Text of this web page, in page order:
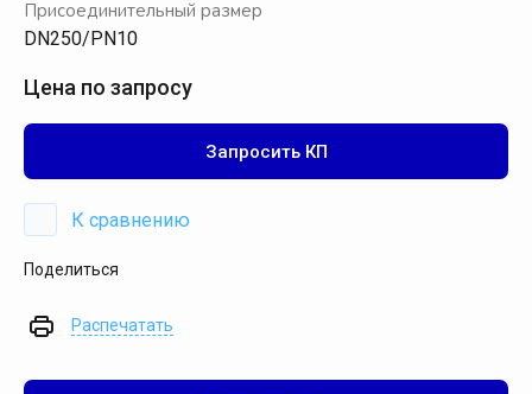
Присоединительный размер
DN250/PN10
Цена по запросу
Запросить КП
К сравнению
Поделиться
Распечатать